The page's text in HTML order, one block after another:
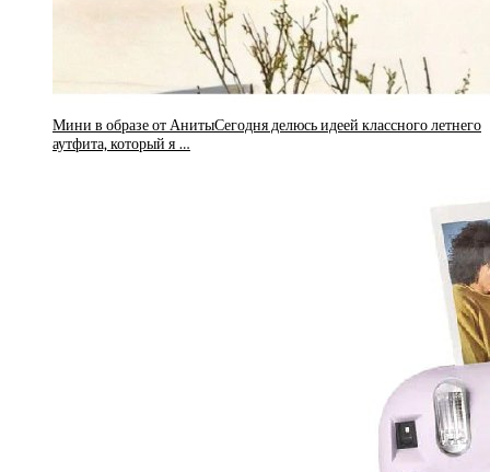
Мини в образе от АнитыСегодня делюсь идеей классного летнего
аутфита, который я …